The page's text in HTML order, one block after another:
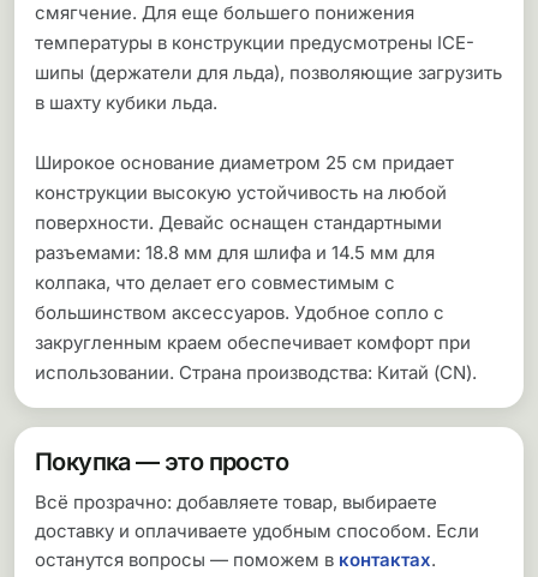
смягчение. Для еще большего понижения
температуры в конструкции предусмотрены ICE-
шипы (держатели для льда), позволяющие загрузить
в шахту кубики льда.
Широкое основание диаметром 25 см придает
конструкции высокую устойчивость на любой
поверхности. Девайс оснащен стандартными
разъемами: 18.8 мм для шлифа и 14.5 мм для
колпака, что делает его совместимым с
большинством аксессуаров. Удобное сопло с
закругленным краем обеспечивает комфорт при
использовании. Страна производства: Китай (CN).
Покупка — это просто
Всё прозрачно: добавляете товар, выбираете
доставку и оплачиваете удобным способом. Если
останутся вопросы — поможем в контактах.